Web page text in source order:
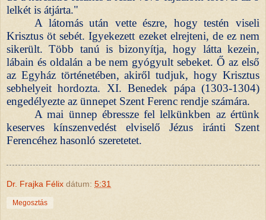
lelkét is átjárta."
A látomás után vette észre, hogy testén viseli
Krisztus öt sebét. Igyekezett ezeket elrejteni, de ez nem
sikerült. Több tanú is bizonyítja, hogy látta kezein,
lábain és oldalán a be nem gyógyult sebeket. Ő az első
az Egyház történetében, akiről tudjuk, hogy Krisztus
sebhelyeit hordozta. XI. Benedek pápa (1303-1304)
engedélyezte az ünnepet Szent Ferenc rendje számára.
A mai ünnep ébressze fel lelkünkben az értünk
keserves kínszenvedést elviselő Jézus iránti Szent
Ferencéhez hasonló szeretetet.
Dr. Frajka Félix dátum: 5:31
Megosztás